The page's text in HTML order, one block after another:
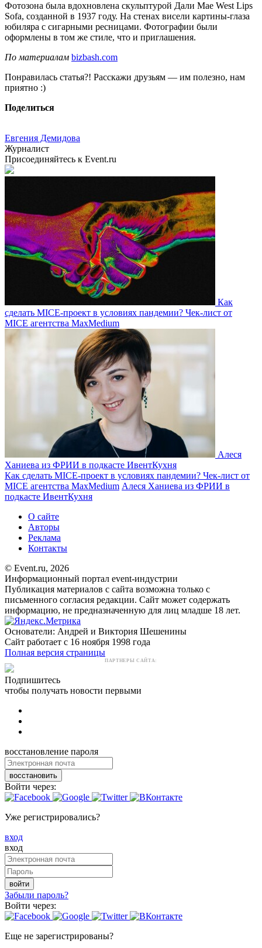
Фотозона была вдохновлена скульптурой Дали Mae West Lips
Sofa, созданной в 1937 году. На стенах висели картины-глаза
юбиляра с сигарными ресницами. Фотографии были
оформлены в том же стиле, что и приглашения.
По материалам bizbash.com
Понравилась статья?! Расскажи друзьям — им полезно, нам
приятно :)
Поделиться
Евгения Демидова
Журналист
Присоединяйтесь к Event.ru
Как
сделать MICE-проект в условиях пандемии? Чек-лист от
MICE агентства MaxMedium
Алеся
Ханиева из ФРИИ в подкасте ИвентКухня
Как сделать MICE-проект в условиях пандемии? Чек-лист от
MICE агентства MaxMedium Алеся Ханиева из ФРИИ в
подкасте ИвентКухня
О сайте
Авторы
Реклама
Контакты
© Event.ru, 2026
Информационный портал event-индустрии
Публикация материалов с сайта возможна только с
письменного согласия редакции. Сайт может содержать
информацию, не предназначенную для лиц младше 18 лет.
Основатели: Андрей и Виктория Шешенины
Сайт работает с 16 ноября 1998 года
Полная версия страницы
ПАРТНЕРЫ САЙТА:
Подпишитесь
чтобы получать новости первыми
восстановление пароля
восстановить
Войти через:
Уже регистрировались?
вход
вход
войти
Забыли пароль?
Войти через:
Еще не зарегистрированы?